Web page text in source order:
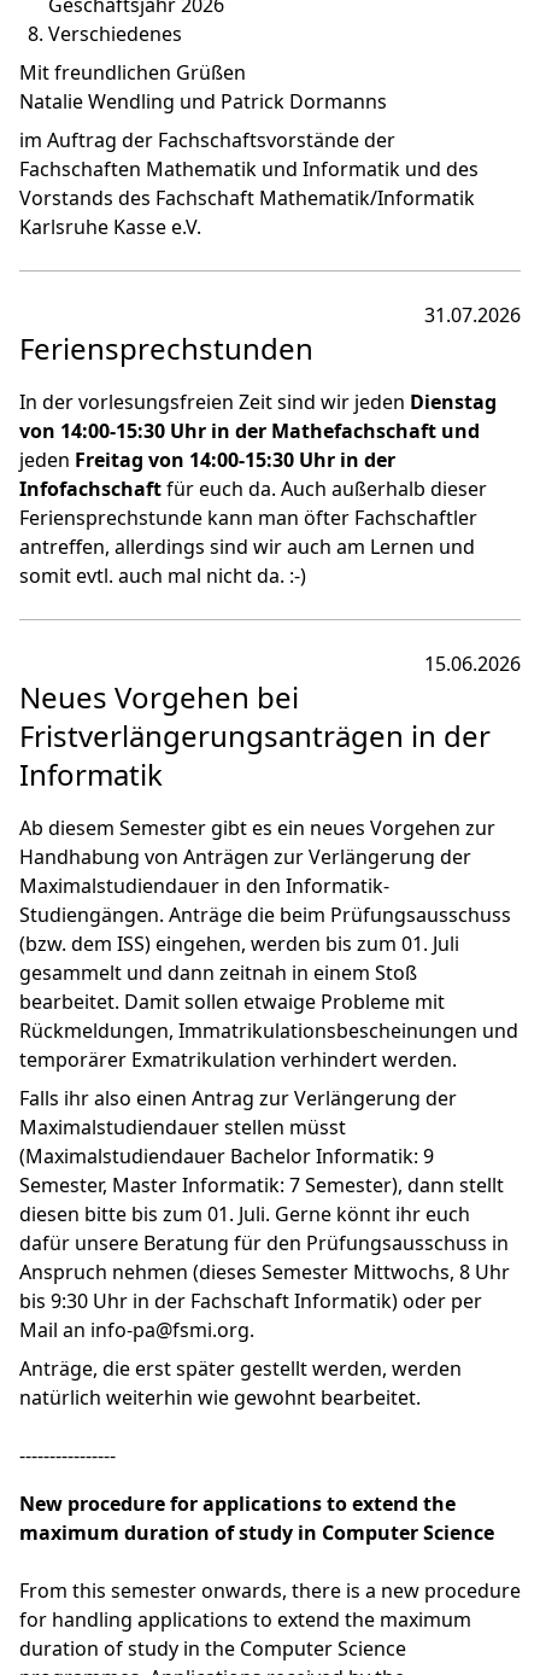
Verschiedenes
Mit freundlichen Grüßen
Natalie Wendling und Patrick Dormanns
im Auftrag der Fachschaftsvorstände der
Fachschaften Mathematik und Informatik und des
Vorstands des Fachschaft Mathematik/Informatik
Karlsruhe Kasse e.V.
31.07.2026
Feriensprechstunden
In der vorlesungsfreien Zeit sind wir jeden Dienstag
von 14:00-15:30 Uhr in der Mathefachschaft und
jeden Freitag von 14:00-15:30 Uhr in der
Infofachschaftfür euch da. Auch außerhalb dieser
Feriensprechstunde kann man öfter Fachschaftler
antreffen, allerdings sind wir auch am Lernen und
somit evtl. auch mal nicht da. :-)
15.06.2026
Neues Vorgehen bei
Fristverlängerungsanträgen in der
Informatik
Ab diesem Semester gibt es ein neues Vorgehen zur
Handhabung von Anträgen zur Verlängerung der
Maximalstudiendauer in den Informatik-
Studiengängen. Anträge die beim Prüfungsausschuss
(bzw. dem ISS) eingehen, werden bis zum 01. Juli
gesammelt und dann zeitnah in einem Stoß
bearbeitet. Damit sollen etwaige Probleme mit
Rückmeldungen, Immatrikulationsbescheinungen und
temporärer Exmatrikulation verhindert werden.
Falls ihr also einen Antrag zur Verlängerung der
Maximalstudiendauer stellen müsst
(Maximalstudiendauer Bachelor Informatik: 9
Semester, Master Informatik: 7 Semester), dann stellt
diesen bitte bis zum 01. Juli. Gerne könnt ihr euch
dafür unsere Beratung für den Prüfungsausschuss in
Anspruch nehmen (dieses Semester Mittwochs, 8 Uhr
bis 9:30 Uhr in der Fachschaft Informatik) oder per
Mail an info-pa@fsmi.org.
Anträge, die erst später gestellt werden, werden
natürlich weiterhin wie gewohnt bearbeitet.
----------------
New procedure for applications to extend the
maximum duration of study in Computer Science
From this semester onwards, there is a new procedure
for handling applications to extend the maximum
duration of study in the Computer Science